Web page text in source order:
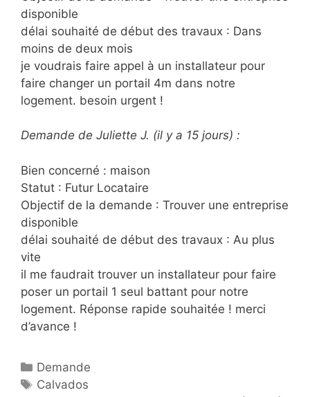
disponible
délai souhaité de début des travaux : Dans
moins de deux mois
je voudrais faire appel à un installateur pour
faire changer un portail 4m dans notre
logement. besoin urgent !
Demande de Juliette J. (il y a 15 jours) :
Bien concerné : maison
Statut : Futur Locataire
Objectif de la demande : Trouver une entreprise
disponible
délai souhaité de début des travaux : Au plus
vite
il me faudrait trouver un installateur pour faire
poser un portail 1 seul battant pour notre
logement. Réponse rapide souhaitée ! merci
d’avance !
C
a
Demande
É
Calvados